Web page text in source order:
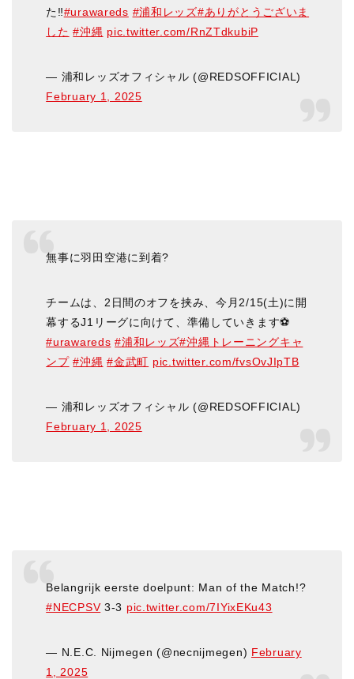
た‼️#urawareds #浦和レッズ#ありがとうございま
した #沖縄 pic.twitter.com/RnZTdkubiP
— 浦和レッズオフィシャル (@REDSOFFICIAL)
February 1, 2025
無事に羽田空港に到着?
チームは、2日間のオフを挟み、今月2/15(土)に開
幕するJ1リーグに向けて、準備していきます⚽️
#urawareds #浦和レッズ#沖縄トレーニングキャ
ンプ #沖縄 #金武町 pic.twitter.com/fvsOvJIpTB
— 浦和レッズオフィシャル (@REDSOFFICIAL)
February 1, 2025
Belangrijk eerste doelpunt: Man of the Match!?
#NECPSV3-3 pic.twitter.com/7IYixEKu43
— N.E.C. Nijmegen (@necnijmegen) February
1, 2025